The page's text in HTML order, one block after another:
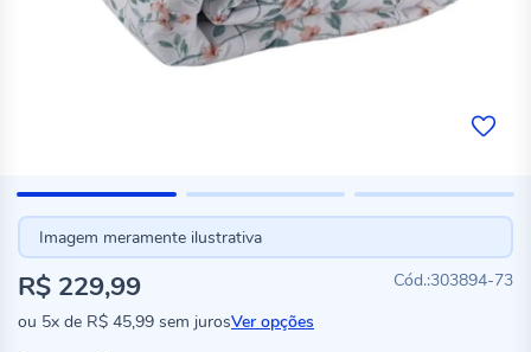
Imagem meramente ilustrativa
303894-73
R$ 229,99
ou 5x de R$ 45,99 sem jurosVer opções